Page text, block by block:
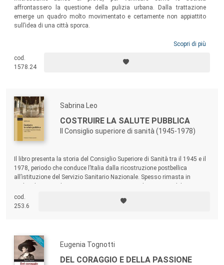
affrontassero la questione della pulizia urbana. Dalla trattazione
emerge un quadro molto movimentato e certamente non appiattito
sull’idea di una città sporca.
Scopri di più
cod.
1578.24
Sabrina Leo
COSTRUIRE LA SALUTE PUBBLICA
Il Consiglio superiore di sanità (1945-1978)
Il libro presenta la storia del Consiglio Superiore di Sanità tra il 1945 e il
1978, periodo che conduce l’Italia dalla ricostruzione postbellica
all’istituzione del Servizio Sanitario Nazionale. Spesso rimasta in
rapporti tra scienza, società e Stato e comprendere le trasformazioni
della medicina e della sanità nell’Italia repubblicana.
cod.
253.6
Eugenia Tognotti
DEL CORAGGIO E DELLA PASSIONE